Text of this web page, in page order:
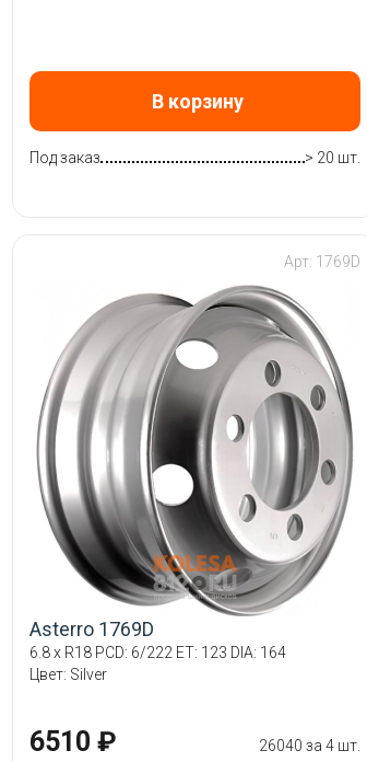
В корзину
Под заказ > 20 шт.
Арт: 1769D
Asterro 1769D
6.8 x R18 PCD: 6/222 ET: 123 DIA: 164
Цвет: Silver
6510 ₽ 26040 за 4 шт.